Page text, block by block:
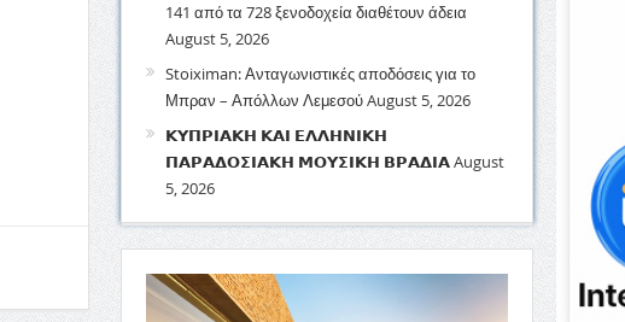
141 από τα 728 ξενοδοχεία διαθέτουν άδεια
August 5, 2026
Stoiximan: Ανταγωνιστικές αποδόσεις για το
Μπραν – Απόλλων ΛεμεσούAugust 5, 2026
𝝟𝝪𝝥𝝦𝝞𝝖𝝟𝝜 𝝟𝝖𝝞 𝝚𝝠𝝠𝝜𝝢𝝞𝝟𝝜
𝝥𝝖𝝦𝝖𝝙𝝤𝝨𝝞𝝖𝝟𝝜 𝝡𝝤𝝪𝝨𝝞𝝟𝝜 𝝗𝝦𝝖𝝙𝝞𝝖August
5, 2026